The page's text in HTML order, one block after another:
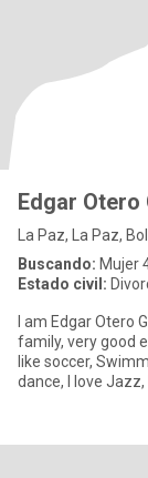
Edgar Otero
La Paz, La Paz,
Buscando: Mujer
Estado civil:
I am Edgar Otero
family, very good
like soccer,
dance, I love